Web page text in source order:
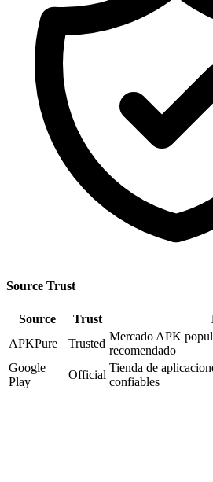
Source Trust
Source Trust
APKPure
Trusted
Mercado APK
recomendado
Google
Play
Official
Tienda de
confiables